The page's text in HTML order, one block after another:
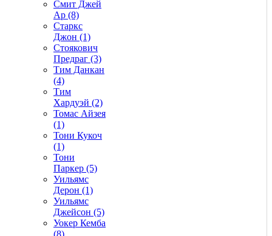
Смит Джей
Ар (8)
Старкс
Джон (1)
Стоякович
Предраг (3)
Тим Данкан
(4)
Тим
Хардуэй (2)
Томас Айзея
(1)
Тони Кукоч
(1)
Тони
Паркер (5)
Уильямс
Дерон (1)
Уильямс
Джейсон (5)
Уокер Кемба
(8)